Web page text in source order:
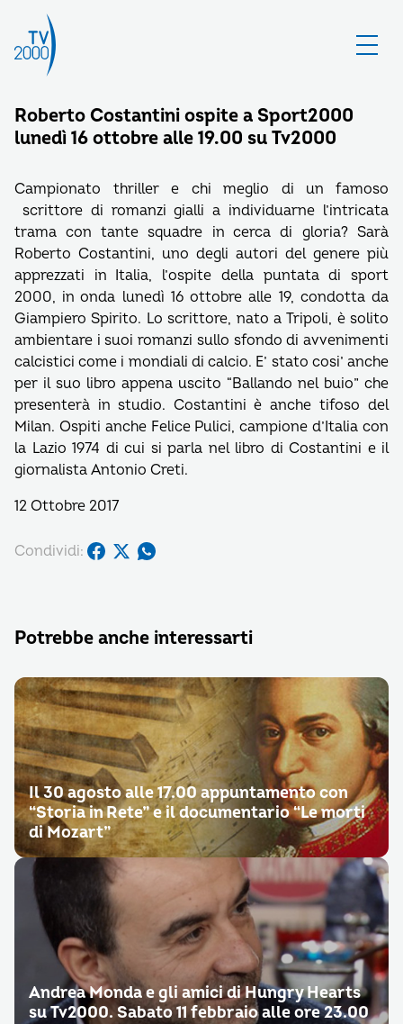
Roberto Costantini ospite a Sport2000
lunedì 16 ottobre alle 19.00 su Tv2000
Campionato thriller e chi meglio di un famoso
scrittore di romanzi gialli a individuarne l’intricata
trama con tante squadre in cerca di gloria? Sarà
Roberto Costantini, uno degli autori del genere più
apprezzati in Italia, l’ospite della puntata di sport
2000, in onda lunedì 16 ottobre alle 19, condotta da
Giampiero Spirito. Lo scrittore, nato a Tripoli, è solito
ambientare i suoi romanzi sullo sfondo di avvenimenti
calcistici come i mondiali di calcio. E’ stato cosi’ anche
per il suo libro appena uscito “Ballando nel buio” che
presenterà in studio. Costantini è anche tifoso del
Milan. Ospiti anche Felice Pulici, campione d’Italia con
la Lazio 1974 di cui si parla nel libro di Costantini e il
giornalista Antonio Creti.
12 Ottobre 2017
Condividi:
Potrebbe anche interessarti
Il 30 agosto alle 17.00 appuntamento con
“Storia in Rete” e il documentario “Le morti
di Mozart”
Andrea Monda e gli amici di Hungry Hearts
su Tv2000. Sabato 11 febbraio alle ore 23.00